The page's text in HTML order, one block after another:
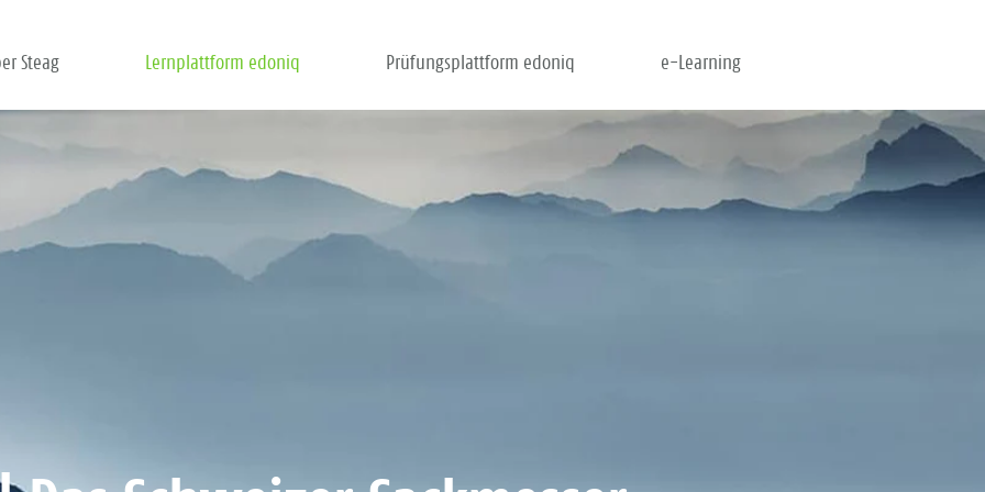
Steag Lernplattform edoniq Prüfungsplattform edoniq e-Learning